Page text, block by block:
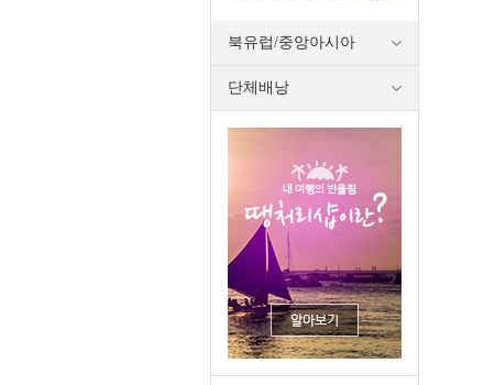
북유럽/중앙아시아
단체배낭